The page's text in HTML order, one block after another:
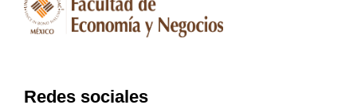
Redes sociales